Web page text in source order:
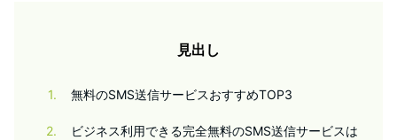
見出し
1 無料のSMS送信サービスおすすめTOP3
2
ビジネス利用できる完全無料のSMS送信サービスは